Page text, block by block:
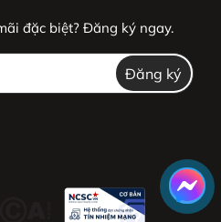
đặc biệt? Đăng ký ngay.
Đăng ký